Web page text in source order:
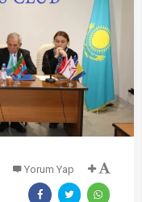
Yorum Yap